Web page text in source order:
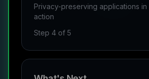
Privacy-preserving applications in
action
Step 4 of 5